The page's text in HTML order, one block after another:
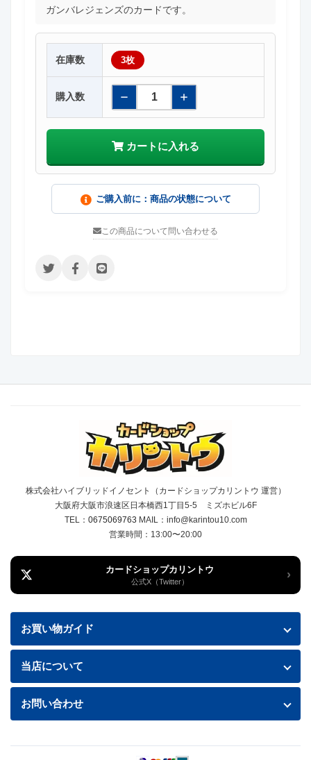
ガンバレジェンズのカードです。
在庫数 3枚
購入数
カートに入れる
ご購入前に：商品の状態について
この商品について問い合わせる
株式会社ハイブリッドイノセント（カードショップカリントウ 運営）
大阪府大阪市浪速区日本橋西1丁目5-5 ミズホビル6F
TEL： 0675069763 MAIL：info@karintou10.com
営業時間：13:00〜20:00
カードショップカリントウ
公式X（Twitter） ›
お買い物ガイド
お買い物ガイド
送料・配送について
お支払い方法
当店について
特定商取引法に基づく表記
お問い合わせ